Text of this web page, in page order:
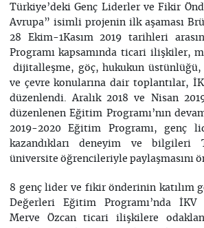
Türkiye’deki Genç Liderler ve Fikir
Avrupa” isimli projenin ilk aşaması
28 Ekim-1Kasım 2019 tarihleri
Programı kapsamında ticari ilişkiler,
dijitalleşme, göç, hukukun
ve çevre konularına dair toplantılar,
düzenlendi. Aralık 2018 ve Nisan
düzenlenen Eğitim Programı’nın
2019-2020 Eğitim Programı, genç
kazandıkları deneyim ve bilgileri
üniversite öğrencileriyle paylaşmasını
8 genç lider ve fikir önderinin katılım
Değerleri Eğitim Programı’nda İKV
Merve Özcan ticari ilişkilere